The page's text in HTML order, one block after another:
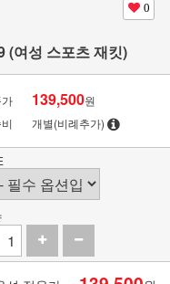
0
(여성 스포츠 재킷)
139,500원
개별(비례추가)